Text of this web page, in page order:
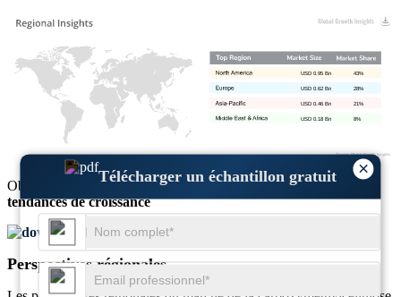
×
Télécharger un échantillon gratuit
8%
USD 0.18 Bn
21%
USD 0.46 Bn
28%
USD 0.62 Bn
43%
USD 0.95 Bn
Obtenez des informations complètes sur lataille du marché
tendances de croissance
Télécharger un échantillon gratuit
Perspectives régionales